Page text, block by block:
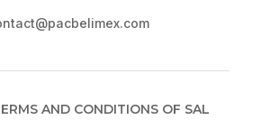
AND CONDITIONS OF SAL